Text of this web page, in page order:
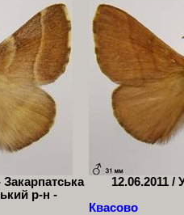
Закарпатська
р-н -
12.06.2011 /
Квасово